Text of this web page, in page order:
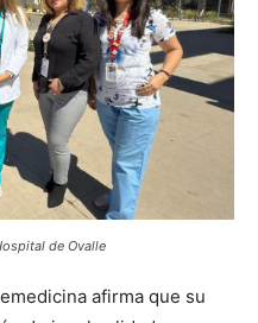
de Ovalle
afirma que su